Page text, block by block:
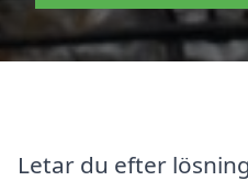
Letar du efter